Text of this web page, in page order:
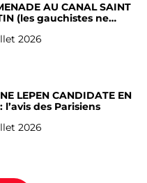
AU CANAL SAINT
(les gauchistes ne
2026
LEPEN CANDIDATE EN
l’avis des Parisiens
2026